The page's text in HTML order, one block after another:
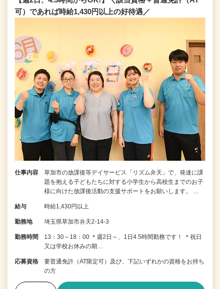
可）であれば時給1,430円以上の好待遇／
仕事内容
草加市の放課後等デイサービス「リズム弁天」で、発達に課
題を抱える子どもたちに対する小学生から高校生までのお子
様に向けた放課後活動の支援サポートをお願いします。 …
給与 時給1,430円以上
勤務地 埼玉県草加市弁天2-14-3
勤務時間
13：30～18：00 ＊週2日～、1日4.5時間勤務です！ ＊祝日
又は学校お休みの期…
応募資格
要普通免許（AT限定可）及び、下記いずれかの資格をお持ち
の方